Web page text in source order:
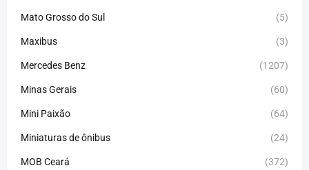
Mato Grosso do Sul (5)
Maxibus (3)
Mercedes Benz (1207)
Minas Gerais (60)
Mini Paixão (64)
Miniaturas de ônibus (24)
MOB Ceará (372)